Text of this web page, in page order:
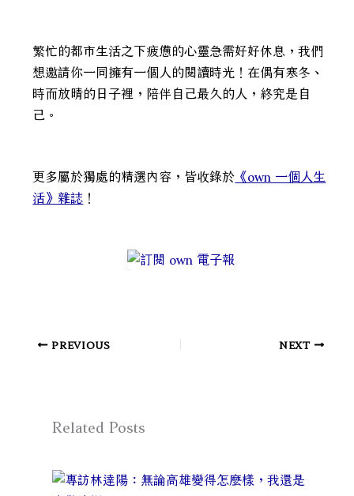
繁忙的都市生活之下疲憊的心靈急需好好休息，我們
想邀請你一同擁有一個人的閱讀時光！在偶有寒冬、
時而放晴的日子裡，陪伴自己最久的人，終究是自
己。
更多屬於獨處的精選內容，皆收錄於 《own 一個人生
活》雜誌 ！
PREVIOUS NEXT
Related Posts